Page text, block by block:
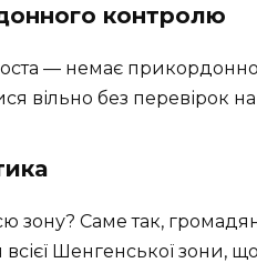
контролю
— немає
вільно без перевірок
зону? Саме так,
Шенгенської зони,